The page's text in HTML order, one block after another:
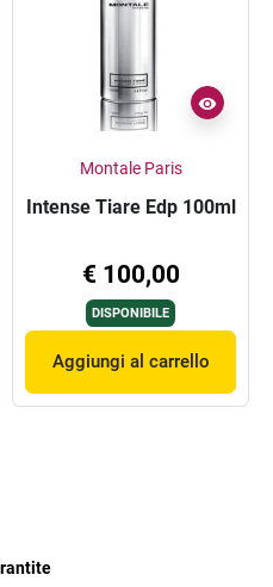
Montale Paris
Intense Tiare Edp 100ml
€ 100,00
DISPONIBILE
Aggiungi al carrello